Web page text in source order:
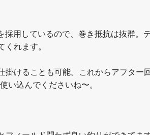
用しているので、巻き抵抗は抜群。
れます。
掛けることも可能。これからアフター
い込んでくださいね〜。